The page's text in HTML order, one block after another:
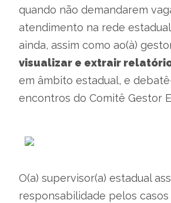
quando não demandarem
atendimento na rede
ainda, assim como ao(à)
visualizar e extrair
em âmbito estadual, e
encontros do Comitê Gestor
O(a) supervisor(a) estadual
responsabilidade pelos